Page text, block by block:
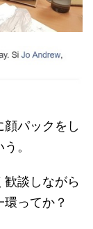
パックをし
。
歓談しながら
ってか？